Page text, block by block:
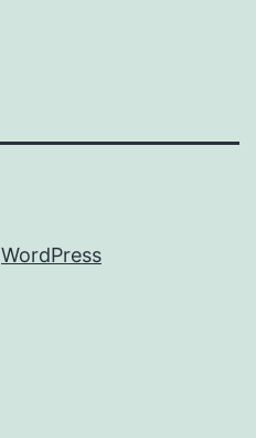
WordPress